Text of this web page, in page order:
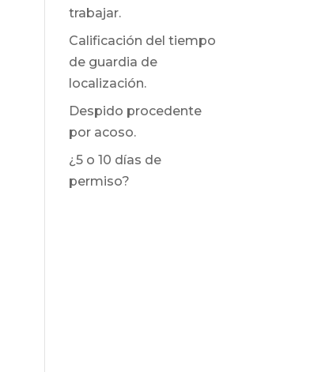
trabajar.
Calificación del tiempo
de guardia de
localización.
Despido procedente
por acoso.
¿5 o 10 días de
permiso?